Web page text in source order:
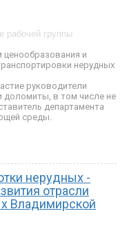
рабочей группы
и
нерудных
руководители
доломиты, в том числе не
департамента
среды.
нерудных -
отрасли
Владимирской